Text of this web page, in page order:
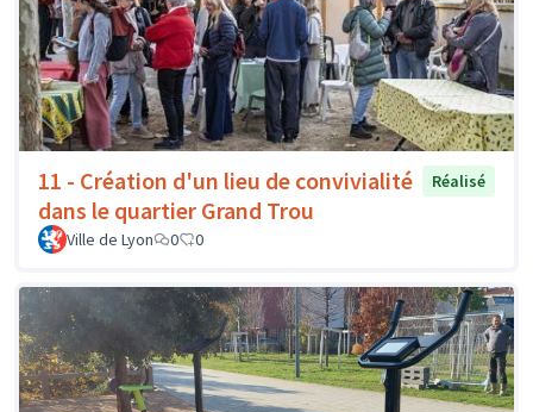
11 - Création d'un lieu de convivialité
dans le quartier Grand Trou
Réalisé
Ville de Lyon 0 0